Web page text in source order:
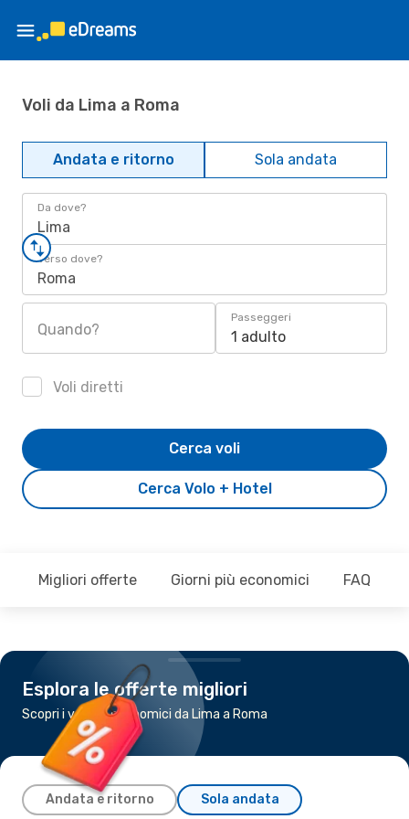
Voli da Lima a Roma
Andata e ritorno Sola andata
Da dove?
Lima
Verso dove?
Roma
Quando?
Passeggeri
1 adulto
Voli diretti
Cerca Volo + Hotel
Cerca voli
Migliori offerte Giorni più economici FAQ
Esplora le offerte migliori
Scopri i voli più economici da Lima a Roma
Andata e ritorno Sola andata